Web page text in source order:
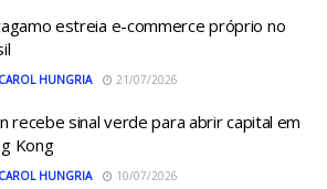
estreia e-commerce próprio no
CAROL HUNGRIA 21/07/2026
recebe sinal verde para abrir capital em
Kong
CAROL HUNGRIA 10/07/2026